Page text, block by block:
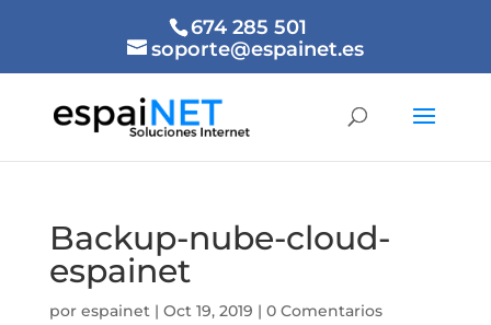
674 285 501
soporte@espainet.es
Backup-nube-cloud-
espainet
por espainet| Oct 19, 2019 | 0 Comentarios